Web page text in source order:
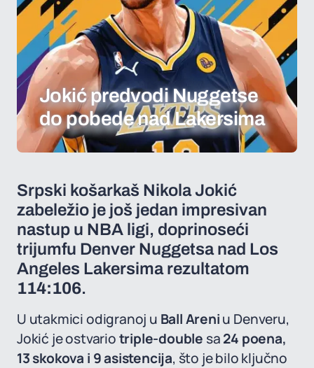
Jokić predvodi Nuggetse
do pobede nad Lakersima
Srpski košarkaš Nikola Jokić
zabeležio je još jedan impresivan
nastup u NBA ligi, doprinoseći
trijumfu Denver Nuggetsa nad Los
Angeles Lakersima rezultatom
114:106.
U utakmici odigranoj u Ball Areniu Denveru,
Jokić je ostvariotriple-double sa24 poena,
13 skokova i 9 asistencija, što je bilo ključno